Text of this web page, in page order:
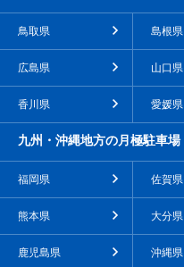
鳥取県 島根県
広島県 山口県
香川県 愛媛県
九州・沖縄地方の月極駐車場
福岡県 佐賀県
熊本県 大分県
鹿児島県 沖縄県